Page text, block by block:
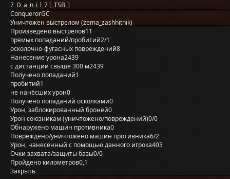
7_D_a_n_i_l_7 [_TSB_]
ConquerorGC
Уничтожен выстрелом (zema_zashhitnik)
Произведено выстрелов11
прямых попаданий/пробитий2/1
осколочно-фугасных повреждений8
Нанесение урона2439
с дистанции свыше 300 м2439
Получено попаданий1
пробитий1
не нанёсших урон0
Получено попаданий осколками0
Урон, заблокированный бронёй0
Урон союзникам (уничтожено/повреждений)0/0
Обнаружено машин противника0
Повреждено/уничтожено машин противника6/2
Урон, нанесённый с помощью данного игрока403
Очки захвата/защиты базы0/0
Пройдено километров0,1
Закрыть